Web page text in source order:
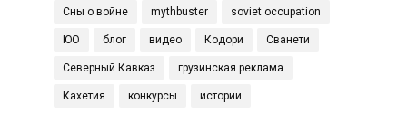
Сны о войне mythbuster soviet occupation
ЮО блог видео Кодори Сванети
Северный Кавказ грузинская реклама
Кахетия конкурсы истории